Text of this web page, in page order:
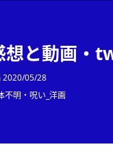
想と動画
2020/05/28
不明・呪い_洋画